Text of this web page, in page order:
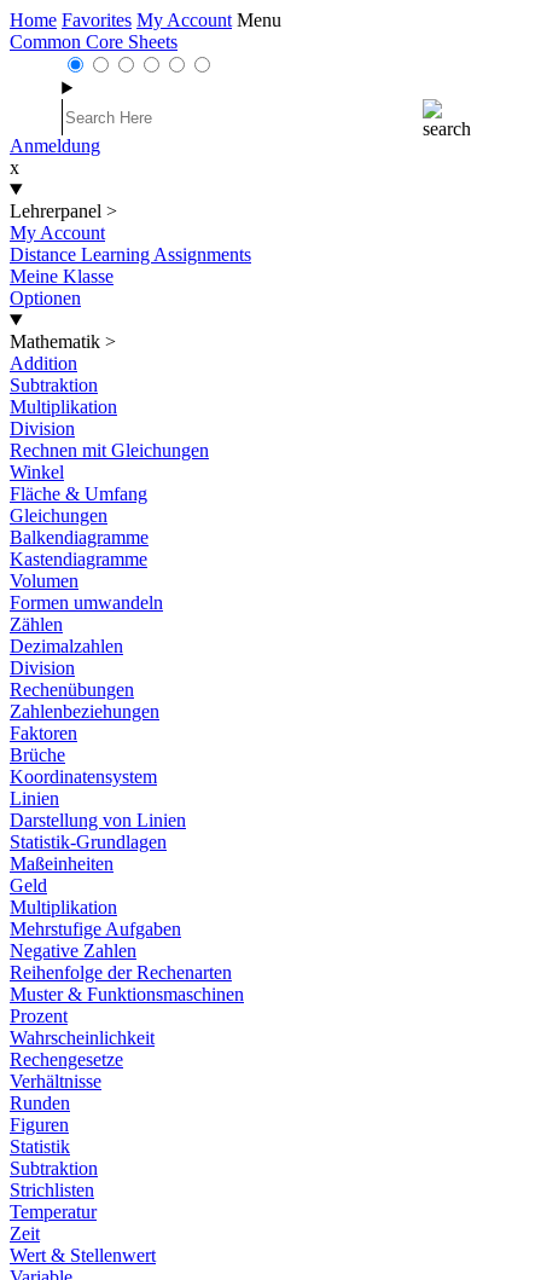
Home Favorites My Account Menu
Common Core Sheets
Anmeldung
x
Lehrerpanel >
My Account
Distance Learning Assignments
Meine Klasse
Optionen
Mathematik >
Addition
Subtraktion
Multiplikation
Division
Rechnen mit Gleichungen
Winkel
Fläche & Umfang
Gleichungen
Balkendiagramme
Kastendiagramme
Volumen
Formen umwandeln
Zählen
Dezimalzahlen
Division
Rechenübungen
Zahlenbeziehungen
Faktoren
Brüche
Koordinatensystem
Linien
Darstellung von Linien
Statistik-Grundlagen
Maßeinheiten
Geld
Multiplikation
Mehrstufige Aufgaben
Negative Zahlen
Reihenfolge der Rechenarten
Muster & Funktionsmaschinen
Prozent
Wahrscheinlichkeit
Rechengesetze
Verhältnisse
Runden
Figuren
Statistik
Subtraktion
Strichlisten
Temperatur
Zeit
Wert & Stellenwert